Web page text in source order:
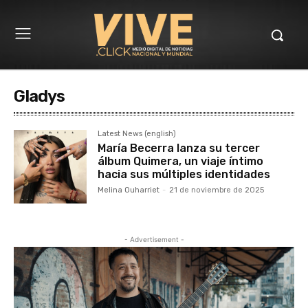
Gladys
Latest News (english)
María Becerra lanza su tercer
álbum Quimera, un viaje íntimo
hacia sus múltiples identidades
Melina Ouharriet - 21 de noviembre de 2025
- Advertisement -